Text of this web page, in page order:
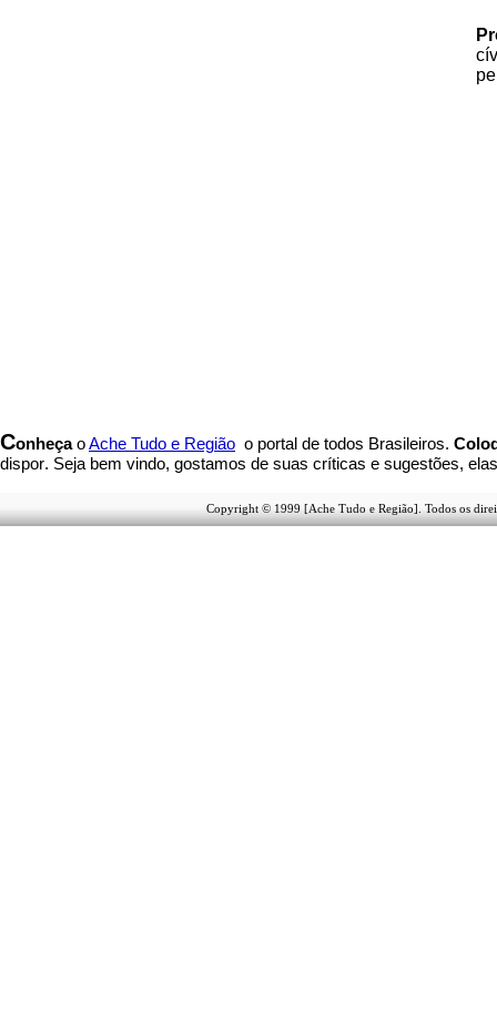
ConheçaoAche Tudo e Região o portal de todos Brasileiros.
dispor. Seja bem vindo, gostamos de suas críticas e sugestões,
Copyright © 1999 [Ache Tudo e Região]. Todos os